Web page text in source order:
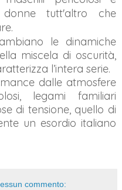
tutt'altro che
le dinamiche
miscela di oscurità,
l’intera serie.
dalle atmosfere
legami familiari
di tensione, quello di
un esordio italiano
commento: